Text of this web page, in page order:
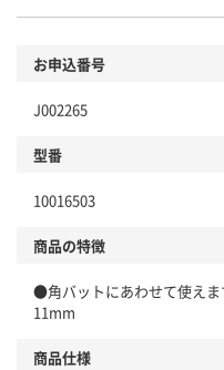
お申込番号
J002265
型番
10016503
商品の特徴
●角バットにあわせて使え
11mm
商品仕様